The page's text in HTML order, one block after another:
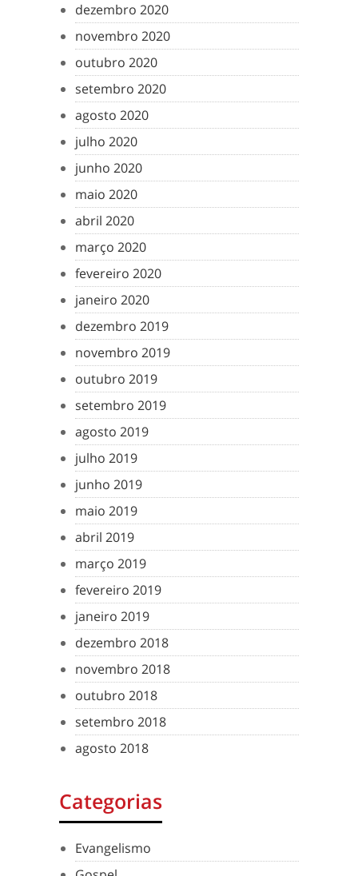
dezembro 2020
novembro 2020
outubro 2020
setembro 2020
agosto 2020
julho 2020
junho 2020
maio 2020
abril 2020
março 2020
fevereiro 2020
janeiro 2020
dezembro 2019
novembro 2019
outubro 2019
setembro 2019
agosto 2019
julho 2019
junho 2019
maio 2019
abril 2019
março 2019
fevereiro 2019
janeiro 2019
dezembro 2018
novembro 2018
outubro 2018
setembro 2018
agosto 2018
Categorias
Evangelismo